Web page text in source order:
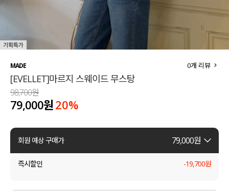
110사이즈
티셔츠
팬츠
셔츠
원피스
언더웨어
MADE
[EVELLET]마르지 스웨이드 무스탕
0개 리뷰
98,700원
79,000원 20%
회원 예상 구매가 79,000원
즉시할인 -19,700원